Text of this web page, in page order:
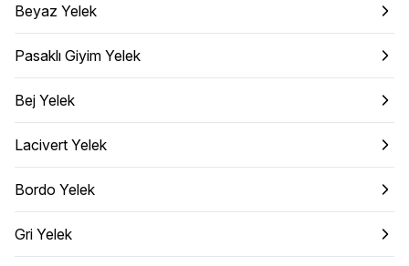
Beyaz Yelek
Pasaklı Giyim Yelek
Bej Yelek
Lacivert Yelek
Bordo Yelek
Gri Yelek